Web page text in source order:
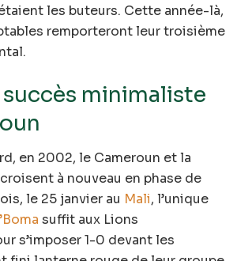
les buteurs. Cette année-là,
remporteront leur troisième
minimaliste
en 2002, le Cameroun et la
à nouveau en phase de
le 25 janvier au Mali, l’unique
suffit aux Lions
s’imposer 1-0 devant les